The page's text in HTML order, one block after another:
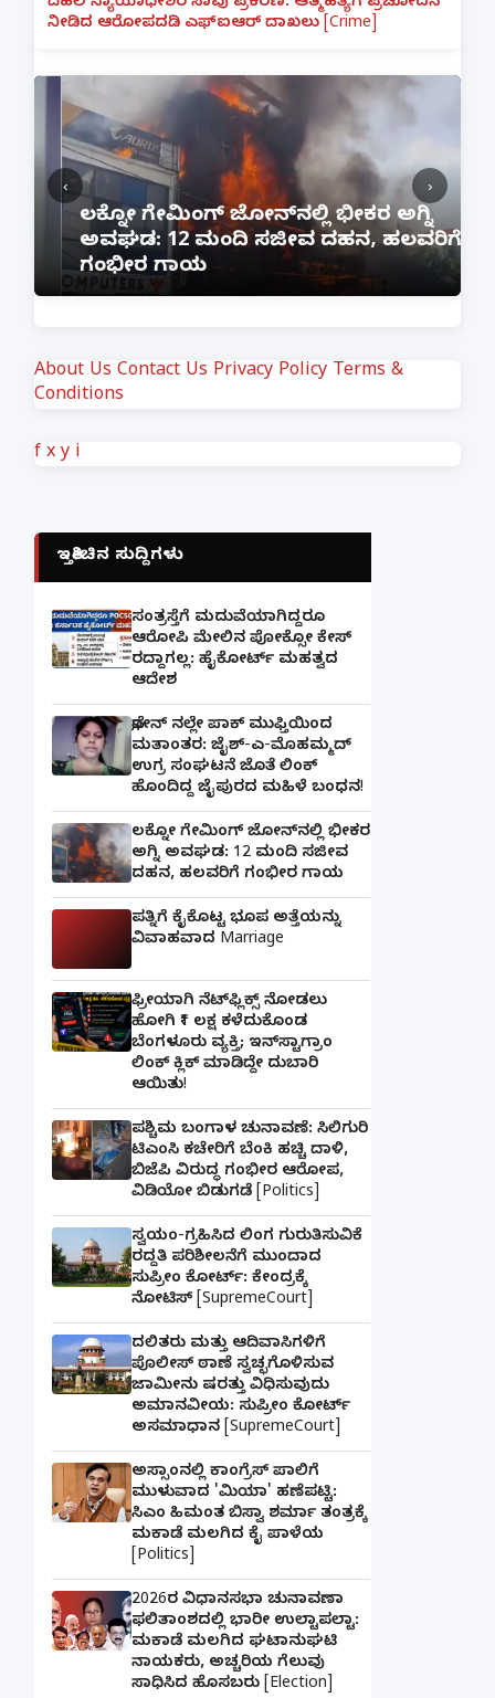
ದೆಹಲಿ ನ್ಯಾಯಾಧೀಶರ ಸಾವು ಪ್ರಕರಣ: ಆತ್ಮಹತ್ಯೆಗೆ ಪ್ರಚೋದನೆ
ನೀಡಿದ ಆರೋಪದಡಿ ಎಫ್‌ಐಆರ್ ದಾಖಲು [Crime]
ಲಕ್ನೋ ಗೇಮಿಂಗ್ ಜೋನ್‌ನಲ್ಲಿ ಭೀಕರ ಅಗ್ನಿ
ಅವಘಡ: 12 ಮಂದಿ ಸಜೀವ ದಹನ, ಹಲವರಿಗೆ
ಗಂಭೀರ ಗಾಯ
‹ ›
About Us Contact Us Privacy Policy Terms &
Conditions
f x y i
ಇತ್ತೀಚಿನ ಸುದ್ದಿಗಳು
ಸಂತ್ರಸ್ತೆಗೆ ಮದುವೆಯಾಗಿದ್ದರೂ
ಆರೋಪಿ ಮೇಲಿನ ಪೋಕ್ಸೋ ಕೇಸ್
ರದ್ದಾಗಲ್ಲ: ಹೈಕೋರ್ಟ್ ಮಹತ್ವದ
ಆದೇಶ
ಫೋನ್ ನಲ್ಲೇ ಪಾಕ್ ಮುಫ್ತಿಯಿಂದ
ಮತಾಂತರ: ಜೈಶ್-ಎ-ಮೊಹಮ್ಮದ್
ಉಗ್ರ ಸಂಘಟನೆ ಜೊತೆ ಲಿಂಕ್
ಹೊಂದಿದ್ದ ಜೈಪುರದ ಮಹಿಳೆ ಬಂಧನ!
ಲಕ್ನೋ ಗೇಮಿಂಗ್ ಜೋನ್‌ನಲ್ಲಿ ಭೀಕರ
ಅಗ್ನಿ ಅವಘಡ: 12 ಮಂದಿ ಸಜೀವ
ದಹನ, ಹಲವರಿಗೆ ಗಂಭೀರ ಗಾಯ
ಪತ್ನಿಗೆ ಕೈಕೊಟ್ಟ ಭೂಪ ಅತ್ತೆಯನ್ನು
ವಿವಾಹವಾದ Marriage
ಫ್ರೀಯಾಗಿ ನೆಟ್‌ಫ್ಲಿಕ್ಸ್ ನೋಡಲು
ಹೋಗಿ ₹1 ಲಕ್ಷ ಕಳೆದುಕೊಂಡ
ಬೆಂಗಳೂರು ವ್ಯಕ್ತಿ; ಇನ್‌ಸ್ಟಾಗ್ರಾಂ
ಲಿಂಕ್ ಕ್ಲಿಕ್ ಮಾಡಿದ್ದೇ ದುಬಾರಿ
ಆಯಿತು!
ಪಶ್ಚಿಮ ಬಂಗಾಳ ಚುನಾವಣೆ: ಸಿಲಿಗುರಿ
ಟಿಎಂಸಿ ಕಚೇರಿಗೆ ಬೆಂಕಿ ಹಚ್ಚಿ ದಾಳಿ,
ಬಿಜೆಪಿ ವಿರುದ್ಧ ಗಂಭೀರ ಆರೋಪ,
ವಿಡಿಯೋ ಬಿಡುಗಡೆ [Politics]
ಸ್ವಯಂ-ಗ್ರಹಿಸಿದ ಲಿಂಗ ಗುರುತಿಸುವಿಕೆ
ರದ್ದತಿ ಪರಿಶೀಲನೆಗೆ ಮುಂದಾದ
ಸುಪ್ರೀಂ ಕೋರ್ಟ್: ಕೇಂದ್ರಕ್ಕೆ
ನೋಟಿಸ್ [SupremeCourt]
ದಲಿತರು ಮತ್ತು ಆದಿವಾಸಿಗಳಿಗೆ
ಪೊಲೀಸ್ ಠಾಣೆ ಸ್ವಚ್ಛಗೊಳಿಸುವ
ಜಾಮೀನು ಷರತ್ತು ವಿಧಿಸುವುದು
ಅಮಾನವೀಯ: ಸುಪ್ರೀಂ ಕೋರ್ಟ್
ಅಸಮಾಧಾನ [SupremeCourt]
ಅಸ್ಸಾಂನಲ್ಲಿ ಕಾಂಗ್ರೆಸ್ ಪಾಲಿಗೆ
ಮುಳುವಾದ 'ಮಿಯಾ' ಹಣೆಪಟ್ಟಿ:
ಸಿಎಂ ಹಿಮಂತ ಬಿಸ್ವಾ ಶರ್ಮಾ ತಂತ್ರಕ್ಕೆ
ಮಕಾಡೆ ಮಲಗಿದ ಕೈ ಪಾಳೆಯ
[Politics]
2026ರ ವಿಧಾನಸಭಾ ಚುನಾವಣಾ
ಫಲಿತಾಂಶದಲ್ಲಿ ಭಾರೀ ಉಲ್ಟಾಪಲ್ಟಾ:
ಮಕಾಡೆ ಮಲಗಿದ ಘಟಾನುಘಟಿ
ನಾಯಕರು, ಅಚ್ಚರಿಯ ಗೆಲುವು
ಸಾಧಿಸಿದ ಹೊಸಬರು [Election]